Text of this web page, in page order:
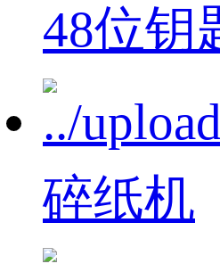
48位钥
碎纸机